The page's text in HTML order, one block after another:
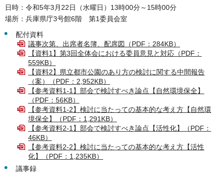
日時：令和5年3月22日（水曜日）13時00分～15時00分
場所：兵庫県庁3号館6階 第1委員会室
配付資料
議事次第、出席者名簿、配席図（PDF：284KB）
【資料1】第3回全体会における委員意見と対応（PDF：
559KB）
【資料2】県立都市公園のあり方の検討に関する中間報告
（案）（PDF：2,952KB）
【参考資料1-1】部会で検討すべき論点【自然環境保全】
（PDF：56KB）
【参考資料1-2】検討に当たっての基本的な考え方【自然環
境保全】（PDF：1,291KB）
【参考資料2-1】部会で検討すべき論点【活性化】（PDF：
46KB）
【参考資料2-2】検討に当たっての基本的な考え方【活性
化】（PDF：1,235KB）
議事録